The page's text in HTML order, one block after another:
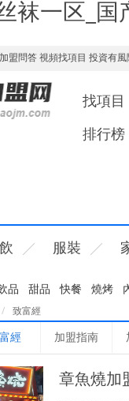
袜一区_
加盟問答視頻找項目 投資有
找項目
排行榜
服裝
品 甜品 快餐 燒烤
致富經
經 加盟指南
章魚燒加